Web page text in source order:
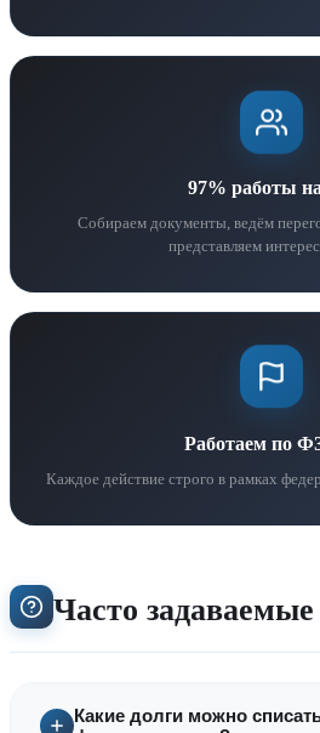
97% работы
Собираем документы, ведём
представляем
Работаем по
Каждое действие строго в рамках
Часто
Какие долги можно